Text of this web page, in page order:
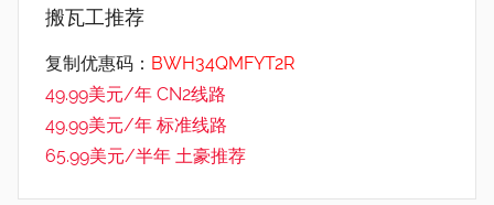
搬瓦工推荐
复制优惠码： BWH34QMFYT2R
49.99美元/年 CN2线路
49.99美元/年 标准线路
65.99美元/半年 土豪推荐